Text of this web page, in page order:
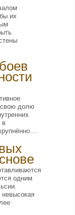
их
свою долю
в
одним
невысокая